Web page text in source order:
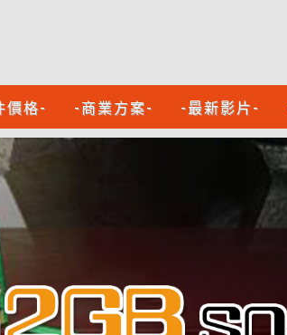
價格- -商業方案- -最新影片-